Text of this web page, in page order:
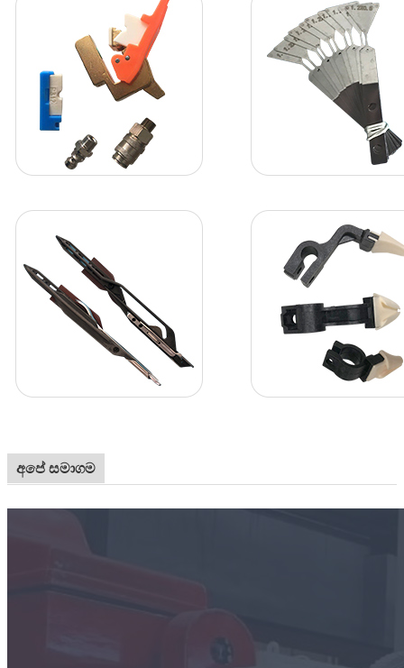
අපේ සමාගම